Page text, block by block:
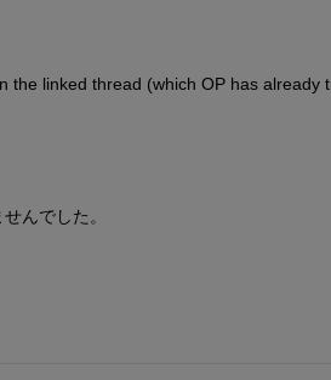
the linked thread (which OP has already
んでした。